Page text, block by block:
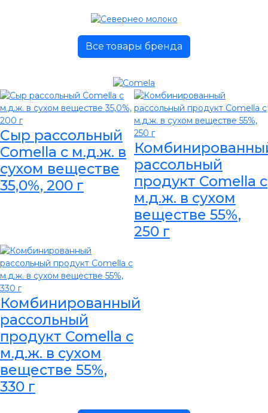
Все товары бренда
Сыр рассольный
Comella с м.д.ж. в
сухом веществе
35,0%, 200 г
рассольный
продукт Comella с
м.д.ж. в сухом
веществе 55%,
250 г
Комбинированный
рассольный
продукт Comella с
м.д.ж. в сухом
веществе 55%,
330 г